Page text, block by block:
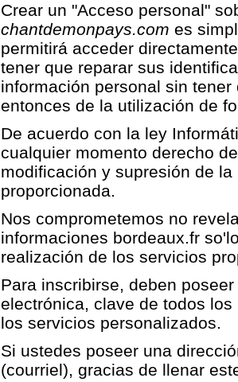
Crear un "Acceso personal"
chantdemonpays.com es
permitirá acceder
tener que reparar sus
información personal sin
entonces de la utilización de
De acuerdo con la ley
cualquier momento derecho
modificación y supresión de la
proporcionada.
Nos comprometemos no
informaciones bordeaux.fr
realización de los servicios
Para inscribirse, deben
electrónica, clave de todos
los servicios personalizados.
Si ustedes poseer una
(courriel), gracias de llenar